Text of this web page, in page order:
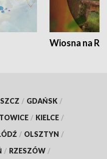
Wiosna na
/ GDAŃSK /
/ KIELCE /
/ OLSZTYN /
/ RZESZÓW /